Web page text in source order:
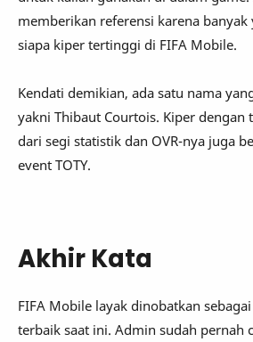
memberikan referensi karena banyak
siapa kiper tertinggi di FIFA Mobile.
Kendati demikian, ada satu nama
yakni Thibaut Courtois. Kiper dengan
dari segi statistik dan OVR-nya juga
event TOTY.
Akhir Kata
FIFA Mobile layak dinobatkan
terbaik saat ini. Admin sudah pernah